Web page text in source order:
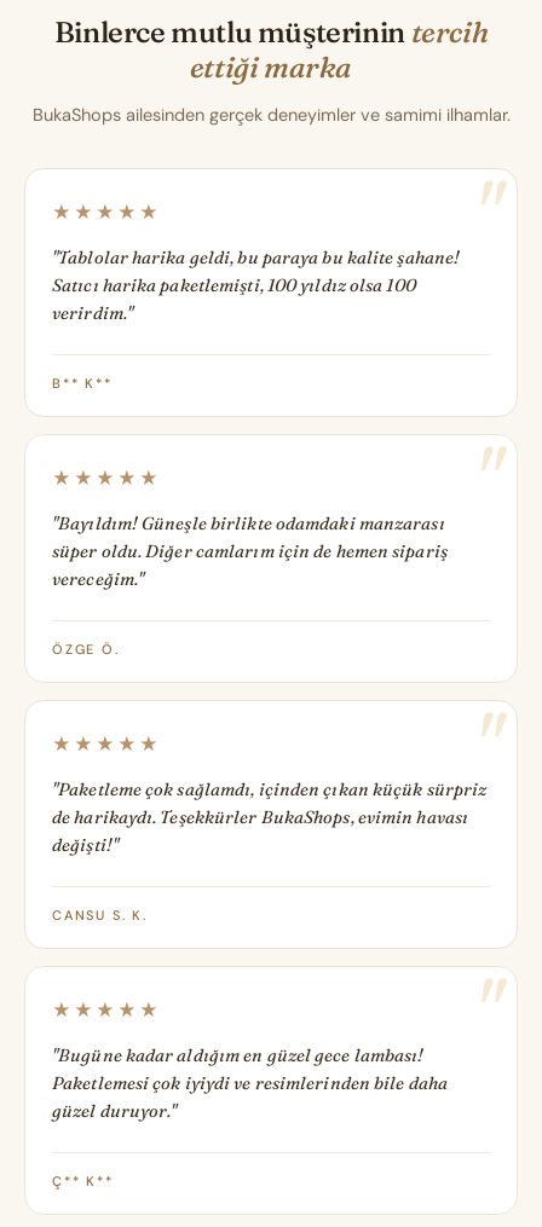
Binlerce mutlu müşterinin tercih
ettiği marka
BukaShops ailesinden gerçek deneyimler ve samimi ilhamlar.
★★★★★
"Tablolar harika geldi, bu paraya bu kalite şahane!
Satıcı harika paketlemişti, 100 yıldız olsa 100
verirdim."
B** K**
★★★★★
"Bayıldım! Güneşle birlikte odamdaki manzarası
süper oldu. Diğer camlarım için de hemen sipariş
vereceğim."
ÖZGE Ö.
★★★★★
"Paketleme çok sağlamdı, içinden çıkan küçük sürpriz
de harikaydı. Teşekkürler BukaShops, evimin havası
değişti!"
CANSU S. K.
★★★★★
"Bugüne kadar aldığım en güzel gece lambası!
Paketlemesi çok iyiydi ve resimlerinden bile daha
güzel duruyor."
Ç** K**